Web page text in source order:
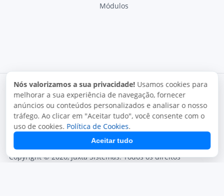
Módulos
Nós valorizamos a sua privacidade! Usamos cookies para
melhorar a sua experiência de navegação, fornecer
anúncios ou conteúdos personalizados e analisar o nosso
tráfego. Ao clicar em "Aceitar tudo", você consente com o
uso de cookies. Política de Cookies.
Aceitar tudo
Termos de uso
Direitos autorais
Copyright © 2026, Juxta Sistemas. Todos os direitos